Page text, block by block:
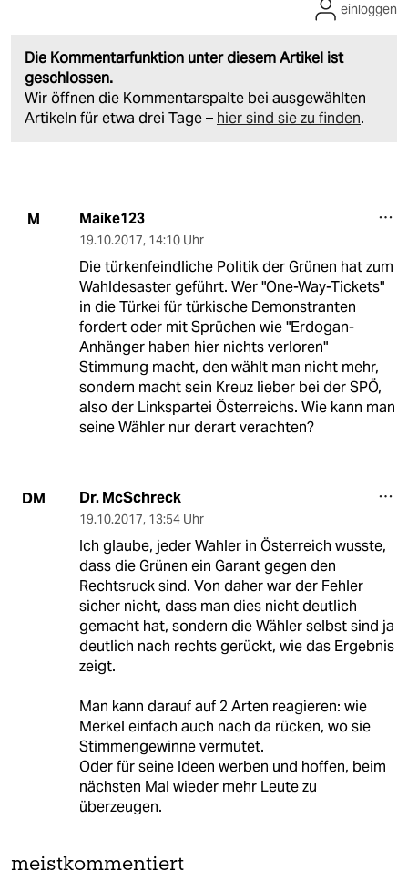
Die Kommentarfunktion unter diesem Artikel ist
geschlossen.
Wir öffnen die Kommentarspalte bei ausgewählten
Artikeln für etwa drei Tage – hier sind sie zu finden.
einloggen
M Maike123
19.10.2017, 14:10 Uhr
Die türkenfeindliche Politik der Grünen hat zum
Wahldesaster geführt. Wer "One-Way-Tickets"
in die Türkei für türkische Demonstranten
fordert oder mit Sprüchen wie "Erdogan-
Anhänger haben hier nichts verloren"
Stimmung macht, den wählt man nicht mehr,
sondern macht sein Kreuz lieber bei der SPÖ,
also der Linkspartei Österreichs. Wie kann man
seine Wähler nur derart verachten?
DM Dr. McSchreck
19.10.2017, 13:54 Uhr
Ich glaube, jeder Wahler in Österreich wusste,
dass die Grünen ein Garant gegen den
Rechtsruck sind. Von daher war der Fehler
sicher nicht, dass man dies nicht deutlich
gemacht hat, sondern die Wähler selbst sind ja
deutlich nach rechts gerückt, wie das Ergebnis
zeigt.
Man kann darauf auf 2 Arten reagieren: wie
Merkel einfach auch nach da rücken, wo sie
Stimmengewinne vermutet.
Oder für seine Ideen werben und hoffen, beim
nächsten Mal wieder mehr Leute zu
überzeugen.
meistkommentiert